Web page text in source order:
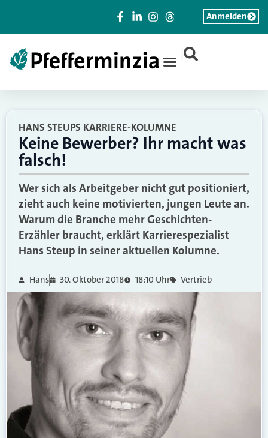
|
Anmelden
HANS STEUPS KARRIERE-KOLUMNE
Keine Bewerber? Ihr macht was
falsch!
Wer sich als Arbeitgeber nicht gut positioniert,
zieht auch keine motivierten, jungen Leute an.
Warum die Branche mehr Geschichten-
Erzähler braucht, erklärt Karrierespezialist
Hans Steup in seiner aktuellen Kolumne.
Hans 30. Oktober 2018 18:10 Uhr Vertrieb